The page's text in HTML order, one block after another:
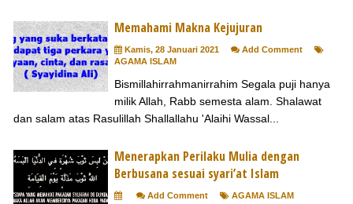
Memahami Makna Kejujuran
Kamis, 28 Januari 2021
Add Comment
AGAMA ISLAM
Bismillahirrahmanirrahim Segala puji hanya
milik Allah, Rabb semesta alam. Shalawat
dan salam atas Rasulillah Shallallahu 'Alaihi Wassal...
Menerapkan Perilaku Mulia dengan
Berbusana sesuai syari’at Islam
Add Comment AGAMA ISLAM